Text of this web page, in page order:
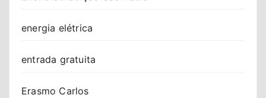
energia elétrica
entrada gratuita
Erasmo Carlos